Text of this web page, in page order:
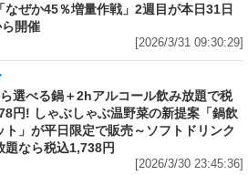
なぜか45％増量作戦」2週目が本日31日
開催
[2026/3/31 09:30:29]
選べる鍋＋2hアルコール飲み放題で税
円! しゃぶしゃぶ温野菜の新提案「鍋飲
ト」が平日限定で販売～ソフトドリンク
題なら税込1,738円
[2026/3/30 23:45:36]